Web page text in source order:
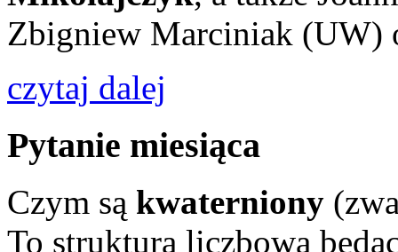
Zbigniew Marciniak (UW)
czytaj dalej
Pytanie miesiąca
Czym są kwaterniony
To struktura liczbowa